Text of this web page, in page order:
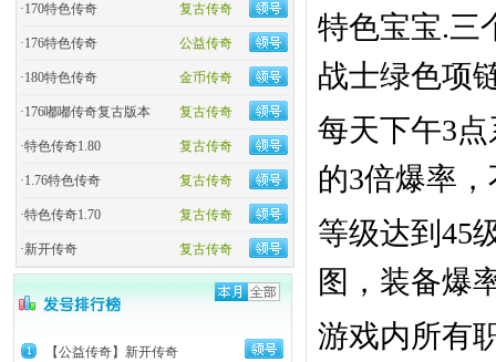
复古传奇
·170特色传奇
公益传奇
·176特色传奇
金币传奇
·180特色传奇
复古传奇
·176嘟嘟传奇复古版本
复古传奇
·特色传奇1.80
复古传奇
·1.76特色传奇
复古传奇
·特色传奇1.70
复古传奇
·新开传奇
【公益传奇】新开传奇
特色宝宝.三
战士绿色项
每天下午3
的3倍爆率
等级达到45
图，装备爆
游戏内所有